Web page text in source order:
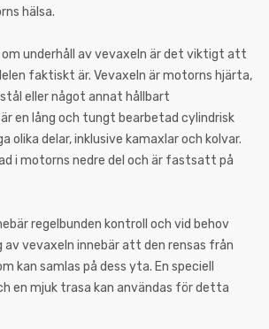
hälsa.
om underhåll av vevaxeln är det viktigt att
faktiskt är. Vevaxeln är motorns hjärta,
eller något annat hållbart
en lång och tungt bearbetad cylindrisk
olika delar, inklusive kamaxlar och kolvar.
i motorns nedre del och är fastsatt på
regelbunden kontroll och vid behov
av vevaxeln innebär att den rensas från
kan samlas på dess yta. En speciell
en mjuk trasa kan användas för detta